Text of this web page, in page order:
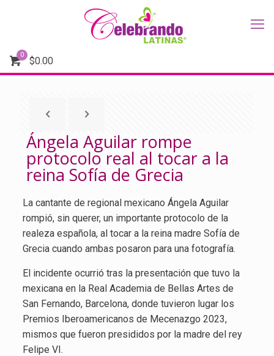
0
$0.00
Ángela Aguilar rompe
protocolo real al tocar a la
reina Sofía de Grecia
La cantante de regional mexicano Ángela Aguilar
rompió, sin querer, un importante protocolo de la
realeza española, al tocar a la reina madre Sofía de
Grecia cuando ambas posaron para una fotografía.
El incidente ocurrió tras la presentación que tuvo la
mexicana en la Real Academia de Bellas Artes de
San Fernando, Barcelona, donde tuvieron lugar los
Premios Iberoamericanos de Mecenazgo 2023,
mismos que fueron presididos por la madre del rey
Felipe VI.